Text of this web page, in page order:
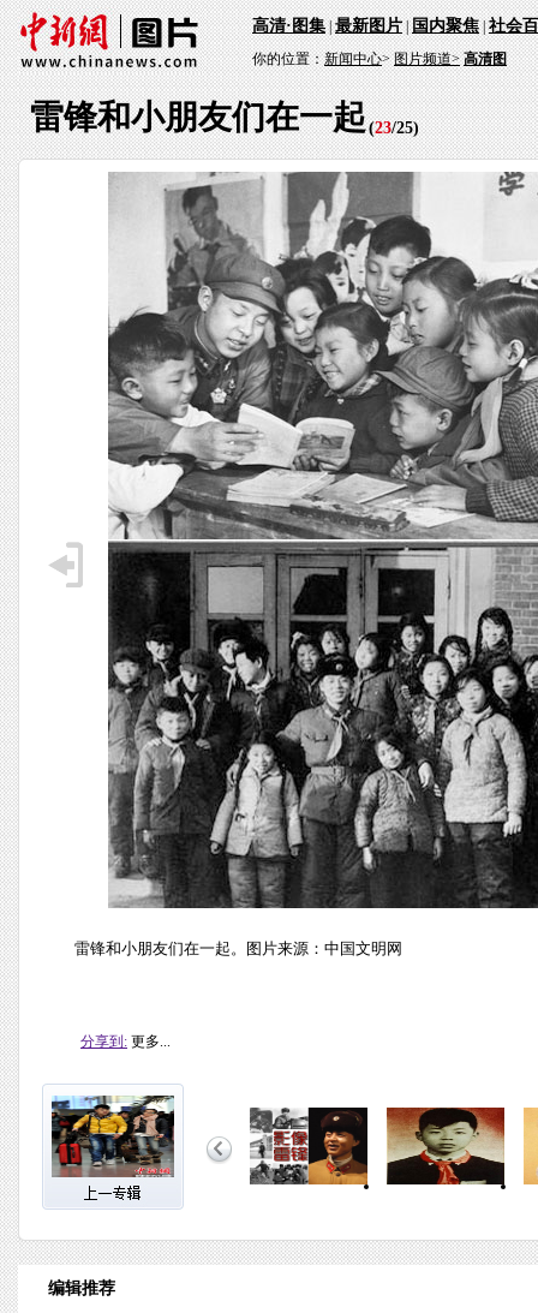
高清·图集|最新图片|国内聚焦|社会
你的位置：新闻中心>图片频道> 高清图
雷锋和小朋友们在一起(23/25)
雷锋和小朋友们在一起。图片来源：中国文明网
分享到: 更多...
编辑推荐